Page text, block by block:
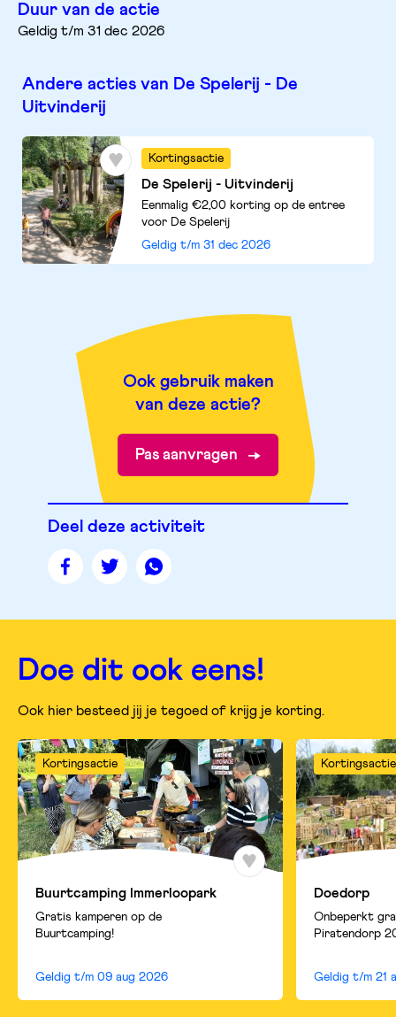
Duur van de actie
Geldig t/m 31 dec 2026
Andere acties van De Spelerij - De
Uitvinderij
Kortingsactie
De Spelerij - Uitvinderij
Eenmalig €2,00 korting op de entree
voor De Spelerij
Geldig t/m 31 dec 2026
Ook gebruik maken
van deze actie?
Pas aanvragen
Deel deze activiteit
Deel
pagina
facebook
Deel
pagina
twitter
Deel
pagina
whatsapp
Doe dit ook eens!
Ook hier besteed jij je tegoed of krijg je korting.
Kortingsactie
Buurtcamping Immerloopark
Gratis kamperen op de
Buurtcamping!
Geldig t/m 09 aug 2026
Kortingsactie
Doedorp
Onbeperkt
Piratendorp
Geldig t/m 21